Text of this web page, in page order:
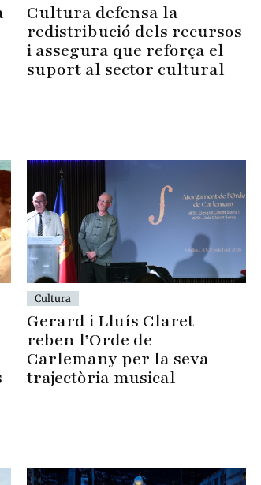
Cultura defensa la
redistribució dels recursos
i assegura que reforça el
suport al sector cultural
Cultura
Gerard i Lluís Claret
reben l’Orde de
Carlemany per la seva
trajectòria musical